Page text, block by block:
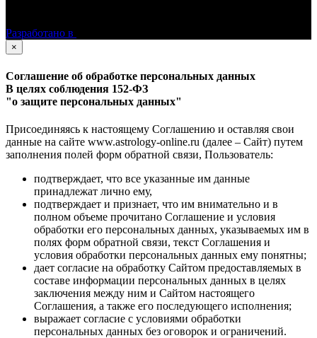
Разработано в
×
Соглашение об обработке персональных данных
В целях соблюдения 152-ФЗ
"о защите персональных данных"
Присоединяясь к настоящему Соглашению и оставляя свои
данные на сайте www.astrology-online.ru (далее – Сайт) путем
заполнения полей форм обратной связи, Пользователь:
подтверждает, что все указанные им данные
принадлежат лично ему,
подтверждает и признает, что им внимательно и в
полном объеме прочитано Соглашение и условия
обработки его персональных данных, указываемых им в
полях форм обратной связи, текст Соглашения и
условия обработки персональных данных ему понятны;
дает согласие на обработку Сайтом предоставляемых в
составе информации персональных данных в целях
заключения между ним и Сайтом настоящего
Соглашения, а также его последующего исполнения;
выражает согласие с условиями обработки
персональных данных без оговорок и ограничений.